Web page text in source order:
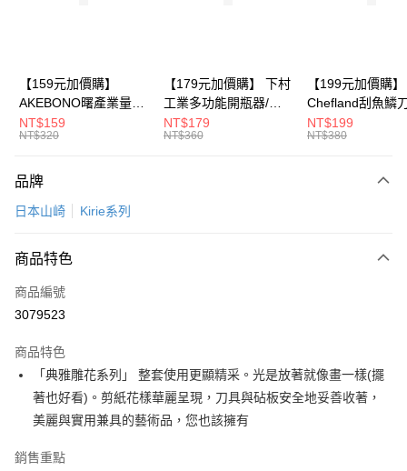
全盈+PAY
大哥付你分期
相關說明
2.付款方式選擇「大哥付你分期」，訂單成立後會自動跳轉到大哥付的交易
成交易。
4.訂單成立30分鐘內，如未前往確認交易或遇審核未通過，訂單將自動取
消。如遇「轉專審核」未通過狀況，表示未達大哥付你分期系統評分，恕無
【繳款方式說明】
1.分期款項不併入電信帳單，「大哥付你分期」於每月結算日後寄送繳費提
2.透過簡訊連結打開帳單後，可選擇「超商條碼／台灣大直營門市／銀行轉
【注意事項】
1.本服務係由「台灣大哥大股份有限公司」（以下簡稱本公司）所提供，讓
用戶於交易時，得透過本服務購買商品或服務，並由商店將買賣／分期付款
2.基於同意付款使用「大哥付你分期」之契約關係目的，商店將以您的個人
運送方式
每筆NT$150，滿NT$299(含以上)免運費
【159元加價購】
AKEBONO曙產業量米
杯漏斗組(白)/量米杯/
米桶/量米用具/任二件8
NT$159
NT$320
【179元加價購】 下村
工業多功能開瓶器/開
瓶器/餐廚用品/料理道
具/任二件8折
NT$179
NT$360
【199元加價購】
Chefland刮魚鱗
魚鱗器/廚房用品/
道具/任二件8折
NT$199
NT$380
品牌
日本山崎 Kirie系列
商品特色
商品編號
3079523
商品特色
「典雅雕花系列」 整套使用更顯精采。光是放著就像畫一樣(擺
著也好看)。剪紙花樣華麗呈現，刀具與砧板安全地妥善收著，
美麗與實用兼具的藝術品，您也該擁有
銷售重點